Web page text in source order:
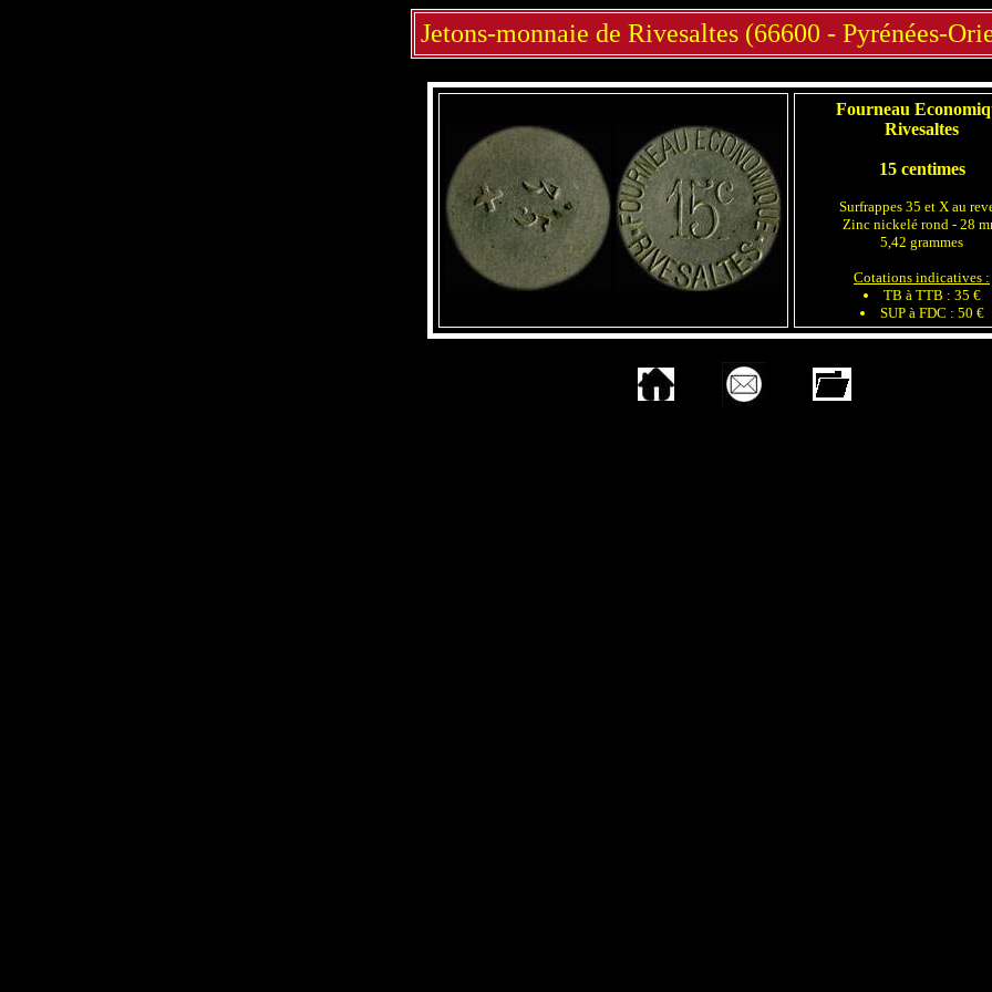
Jetons-monnaie de Rivesaltes (66600 - Pyrénées-
Fourneau
Rivesaltes
15 centimes
Surfrappes 35 et X au
Zinc nickelé rond - 28
5,42 grammes
Cotations indicatives :
TB à TTB : 35 €
SUP à FDC : 50 €